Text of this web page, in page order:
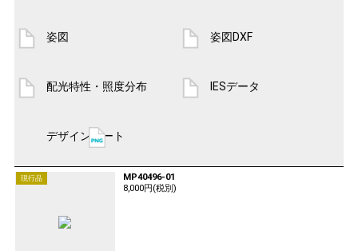
姿図 姿図DXF
配光特性・照度分布 IESデータ
デザインシート
現行品
MP40496-01
8,000円(税別)